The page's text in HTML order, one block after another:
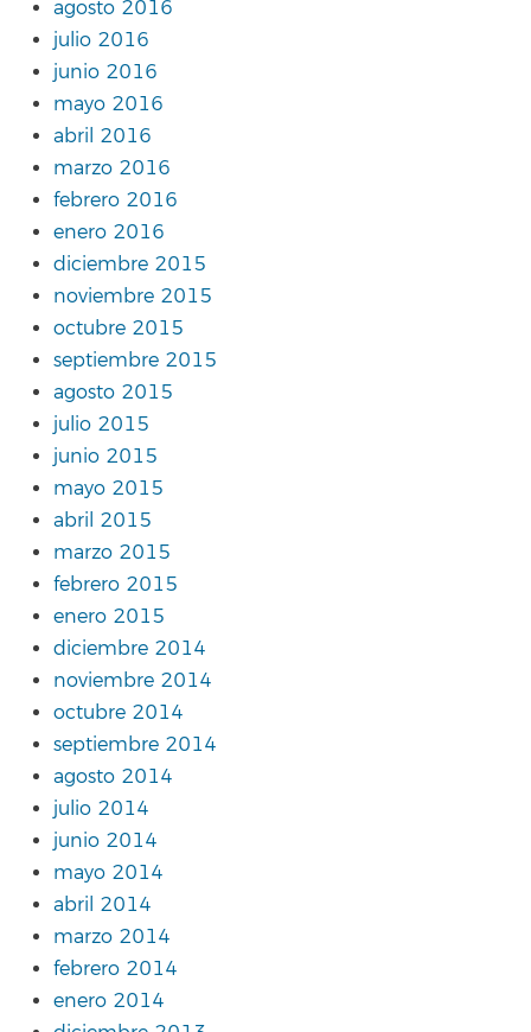
agosto 2016
julio 2016
junio 2016
mayo 2016
abril 2016
marzo 2016
febrero 2016
enero 2016
diciembre 2015
noviembre 2015
octubre 2015
septiembre 2015
agosto 2015
julio 2015
junio 2015
mayo 2015
abril 2015
marzo 2015
febrero 2015
enero 2015
diciembre 2014
noviembre 2014
octubre 2014
septiembre 2014
agosto 2014
julio 2014
junio 2014
mayo 2014
abril 2014
marzo 2014
febrero 2014
enero 2014